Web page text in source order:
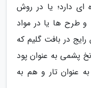
دارد؛ یا در روش
طرح ها یا در مواد
در بافت گلیم که
نخ پشمی به عنوان پود
عنوان تار و هم به